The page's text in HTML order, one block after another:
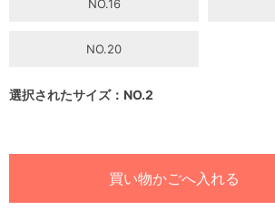
NO.16
NO.20
選択されたサイズ：NO.2